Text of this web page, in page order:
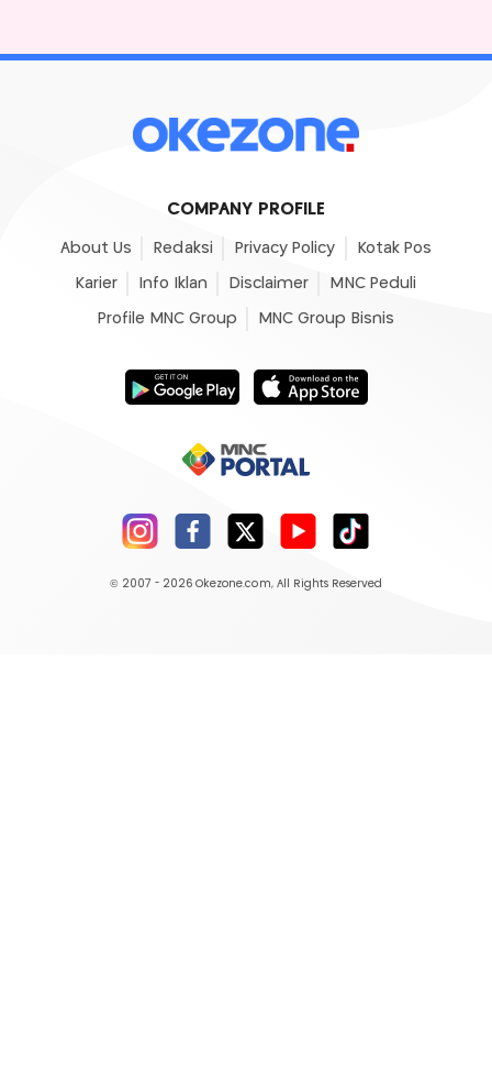
COMPANY PROFILE
About Us Redaksi Privacy Policy Kotak Pos
Karier Info Iklan Disclaimer MNC Peduli
Profile MNC Group MNC Group Bisnis
© 2007 - 2026 Okezone.com, All Rights Reserved